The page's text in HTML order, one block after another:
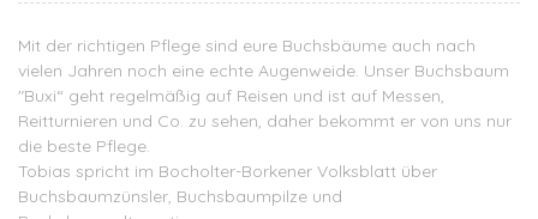
Mit der richtigen Pflege sind eure Buchsbäume auch nach
vielen Jahren noch eine echte Augenweide. Unser Buchsbaum
"Buxi“ geht regelmäßig auf Reisen und ist auf Messen,
Reitturnieren und Co. zu sehen, daher bekommt er von uns nur
die beste Pflege.
Tobias spricht im Bocholter-Borkener Volksblatt über
Buchsbaumzünsler, Buchsbaumpilze und